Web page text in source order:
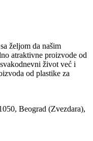
željom da našim
atraktivne proizvode od
život već i
od plastike za
Beograd (Zvezdara),